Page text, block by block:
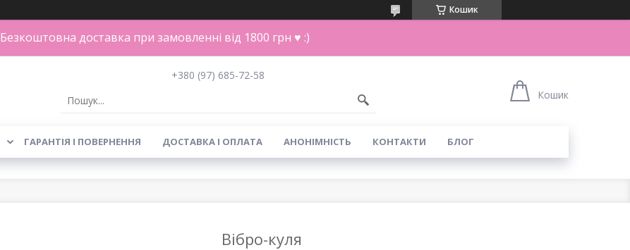
Кошик
Безкоштовна доставка при замовленні від 1800 грн ♥ :)
+380 (97) 685-72-58
Кошик
ГАРАНТІЯ І ПОВЕРНЕННЯ ДОСТАВКА І ОПЛАТА АНОНІМНІСТЬ КОНТАКТИ БЛОГ
Вібро-куля